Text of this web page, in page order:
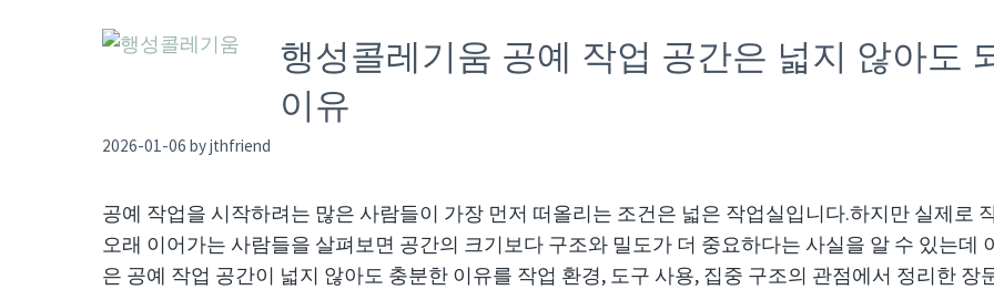
행성콜레기움 공예 작업 공간은 넓지 않아도
이유
2026-01-06 byjthfriend
공예 작업을 시작하려는 많은 사람들이 가장 먼저 떠올리는 조건은 넓은 작업실입니다.하지만 실제로
오래 이어가는 사람들을 살펴보면 공간의 크기보다 구조와 밀도가 더 중요하다는 사실을 알 수 있는데
은 공예 작업 공간이 넓지 않아도 충분한 이유를 작업 환경, 도구 사용, 집중 구조의 관점에서 정리한 장